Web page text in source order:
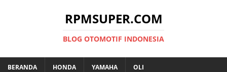
RPMSUPER.COM
BLOG OTOMOTIF INDONESIA
BERANDA HONDA YAMAHA OLI